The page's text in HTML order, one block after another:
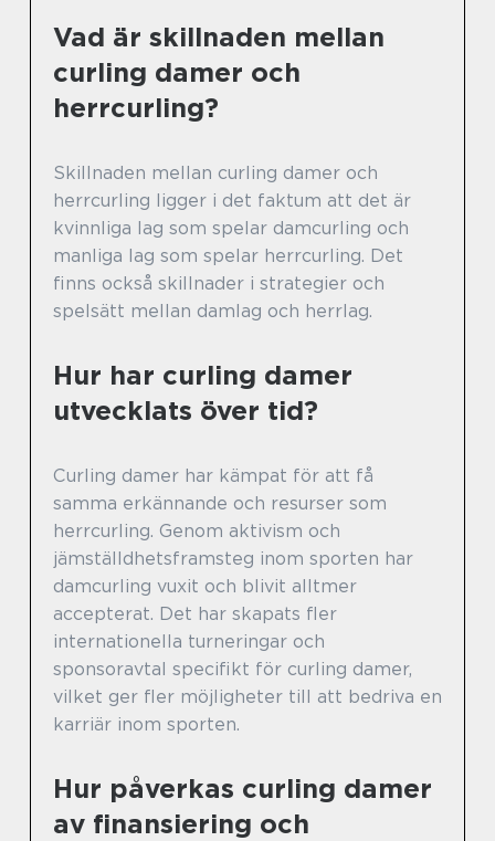
Vad är skillnaden mellan
curling damer och
herrcurling?
Skillnaden mellan curling damer och
herrcurling ligger i det faktum att det är
kvinnliga lag som spelar damcurling och
manliga lag som spelar herrcurling. Det
finns också skillnader i strategier och
spelsätt mellan damlag och herrlag.
Hur har curling damer
utvecklats över tid?
Curling damer har kämpat för att få
samma erkännande och resurser som
herrcurling. Genom aktivism och
jämställdhetsframsteg inom sporten har
damcurling vuxit och blivit alltmer
accepterat. Det har skapats fler
internationella turneringar och
sponsoravtal specifikt för curling damer,
vilket ger fler möjligheter till att bedriva en
karriär inom sporten.
Hur påverkas curling damer
av finansiering och